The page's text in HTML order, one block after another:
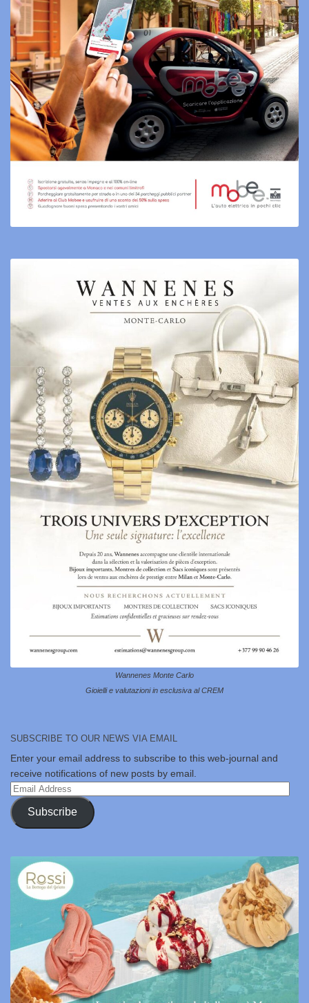
Wannenes Monte Carlo
Gioielli e valutazioni in esclusiva al CREM
SUBSCRIBE TO OUR NEWS VIA EMAIL
Enter your email address to subscribe to this web-journal and
receive notifications of new posts by email.
Email
Address
Subscribe